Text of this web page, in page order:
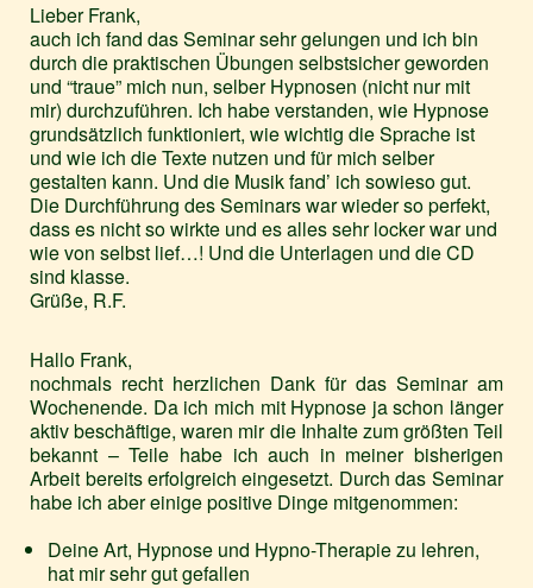
Lieber Frank,
auch ich fand das Seminar sehr gelungen und ich bin
durch die praktischen Übungen selbstsicher geworden
und “traue” mich nun, selber Hypnosen (nicht nur mit
mir) durchzuführen. Ich habe verstanden, wie Hypnose
grundsätzlich funktioniert, wie wichtig die Sprache ist
und wie ich die Texte nutzen und für mich selber
gestalten kann. Und die Musik fand’ ich sowieso gut.
Die Durchführung des Seminars war wieder so perfekt,
dass es nicht so wirkte und es alles sehr locker war und
wie von selbst lief…! Und die Unterlagen und die CD
sind klasse.
Grüße, R.F.
Hallo Frank,
nochmals recht herzlichen Dank für das Seminar am
Wochenende. Da ich mich mit Hypnose ja schon länger
aktiv beschäftige, waren mir die Inhalte zum größten Teil
bekannt – Teile habe ich auch in meiner bisherigen
Arbeit bereits erfolgreich eingesetzt. Durch das Seminar
habe ich aber einige positive Dinge mitgenommen:
Deine Art, Hypnose und Hypno-Therapie zu lehren,
hat mir sehr gut gefallen